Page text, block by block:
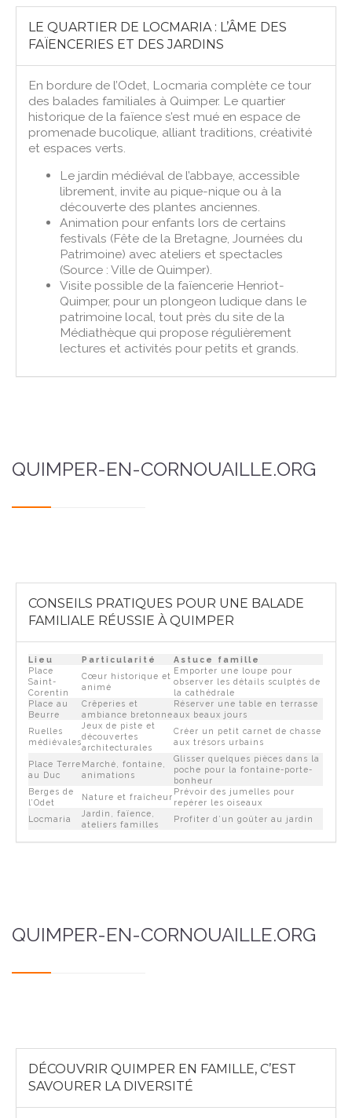
LE QUARTIER DE LOCMARIA : L’ÂME DES
FAÏENCERIES ET DES JARDINS
En bordure de l’Odet, Locmaria complète ce tour
des balades familiales à Quimper. Le quartier
historique de la faïence s’est mué en espace de
promenade bucolique, alliant traditions, créativité
et espaces verts.
Le jardin médiéval de l’abbaye, accessible
librement, invite au pique-nique ou à la
découverte des plantes anciennes.
Animation pour enfants lors de certains
festivals (Fête de la Bretagne, Journées du
Patrimoine) avec ateliers et spectacles
(Source : Ville de Quimper).
Visite possible de la faïencerie Henriot-
Quimper, pour un plongeon ludique dans le
patrimoine local, tout près du site de la
Médiathèque qui propose régulièrement
lectures et activités pour petits et grands.
QUIMPER-EN-CORNOUAILLE.ORG
CONSEILS PRATIQUES POUR UNE BALADE
FAMILIALE RÉUSSIE À QUIMPER
Lieu Particularité
Astuce famille
Place
Saint-
Corentin
Cœur historique et
animé
Emporter une loupe pour
observer les détails sculptés de
la cathédrale
Place au
Beurre
Crêperies et
ambiance bretonne
Réserver une table en terrasse
aux beaux jours
Ruelles
médiévales
Jeux de piste et
découvertes
architecturales
Créer un petit carnet de chasse
aux trésors urbains
Place Terre
au Duc
Marché, fontaine,
animations
Glisser quelques pièces dans la
poche pour la fontaine-porte-
bonheur
Berges de
l’Odet
Nature et fraîcheur
Prévoir des jumelles pour
repérer les oiseaux
Locmaria
Jardin, faïence,
ateliers familles
Profiter d’un goûter au jardin
QUIMPER-EN-CORNOUAILLE.ORG
DÉCOUVRIR QUIMPER EN FAMILLE, C’EST
SAVOURER LA DIVERSITÉ